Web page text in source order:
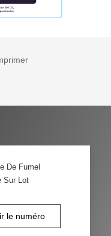
De Fumel
Sur Lot
le numéro